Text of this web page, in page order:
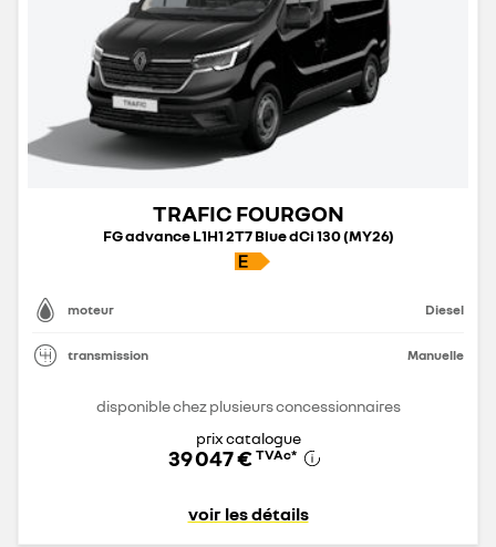
TRAFIC FOURGON
FG advance L1H1 2T7 Blue dCi 130 (MY26)
moteur Diesel
transmission Manuelle
disponible chez plusieurs concessionnaires
prix catalogue
39 047 € TVAc*
voir les détails